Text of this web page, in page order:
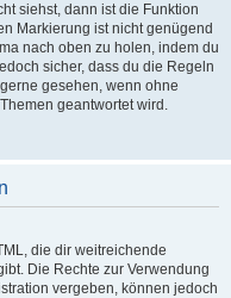
siehst, dann ist die Funktion
Markierung ist nicht genügend
nach oben zu holen, indem du
sicher, dass du die Regeln
gesehen, wenn ohne
geantwortet wird.
die dir weitreichende
Die Rechte zur Verwendung
vergeben, können jedoch